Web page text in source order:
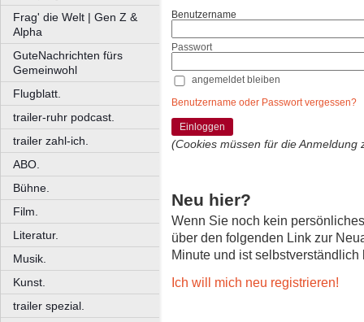
Frag' die Welt | Gen Z &
Alpha
GuteNachrichten fürs
Gemeinwohl
Flugblatt.
trailer-ruhr podcast.
trailer zahl-ich.
ABO.
Bühne.
Film.
Literatur.
Musik.
Kunst.
trailer spezial.
Benutzername
Passwort
angemeldet bleiben
Benutzername oder Passwort vergessen?
Einloggen
(Cookies müssen für die Anmeldung
Neu hier?
Wenn Sie noch kein
über den folgenden Link zur
Minute und ist selbstverständlich
Ich will mich neu registrieren!